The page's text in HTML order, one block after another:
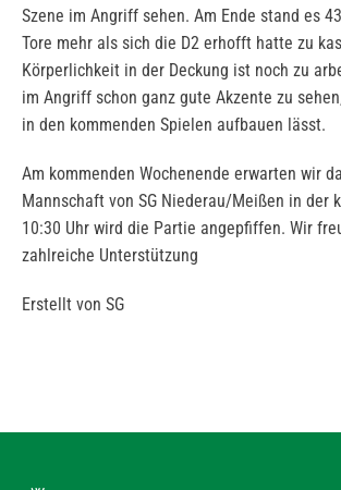
Szene im Angriff sehen. Am Ende stand es
Tore mehr als sich die D2 erhofft hatte zu
Körperlichkeit in der Deckung ist noch zu
im Angriff schon ganz gute Akzente zu
in den kommenden Spielen aufbauen lässt.
Am kommenden Wochenende erwarten wir
Mannschaft von SG Niederau/Meißen in der
10:30 Uhr wird die Partie angepfiffen. Wir
zahlreiche Unterstützung
Erstellt von SG